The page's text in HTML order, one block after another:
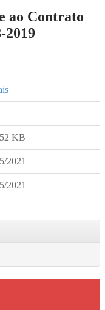
ao Contrato
2019
KB
2021
2021